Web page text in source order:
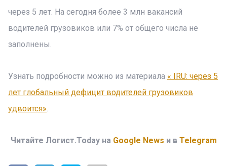
через 5 лет. На сегодня более 3 млн вакансий
водителей грузовиков или 7% от общего числа не
заполнены.
Узнать подробности можно из материала « IRU: через 5
лет глобальный дефицит водителей грузовиков
удвоится».
Читайте Логист.Today на Google News и в Telegram